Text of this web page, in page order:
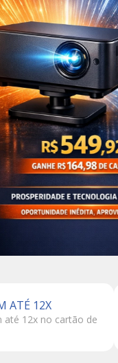
ATÉ 12X
até 12x no cartão de